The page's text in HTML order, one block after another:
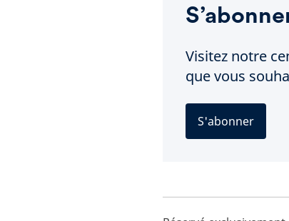
Visitez notre
que vous
S'abonner